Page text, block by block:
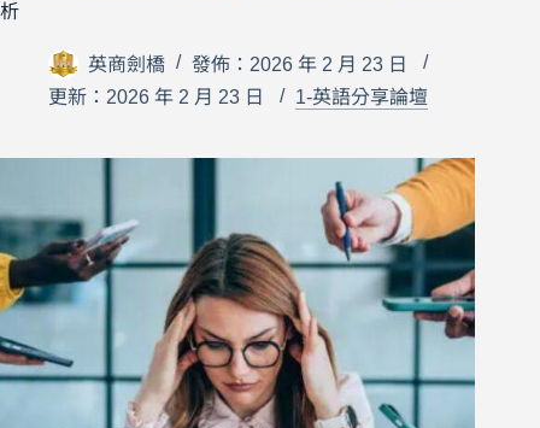
析
英商劍橋
發佈：2026 年 2 月 23 日
更新：2026 年 2 月 23 日
1-英語分享論壇